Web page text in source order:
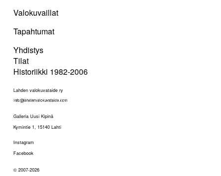
Valokuvaillat
Tapahtumat
Yhdistys
Tilat
Historiikki 1982-2006
Lahden valokuvataide ry
Galleria Uusi Kipinä
Kymintie 1, 15140 Lahti
Instagram
Facebook
© 2007-2026